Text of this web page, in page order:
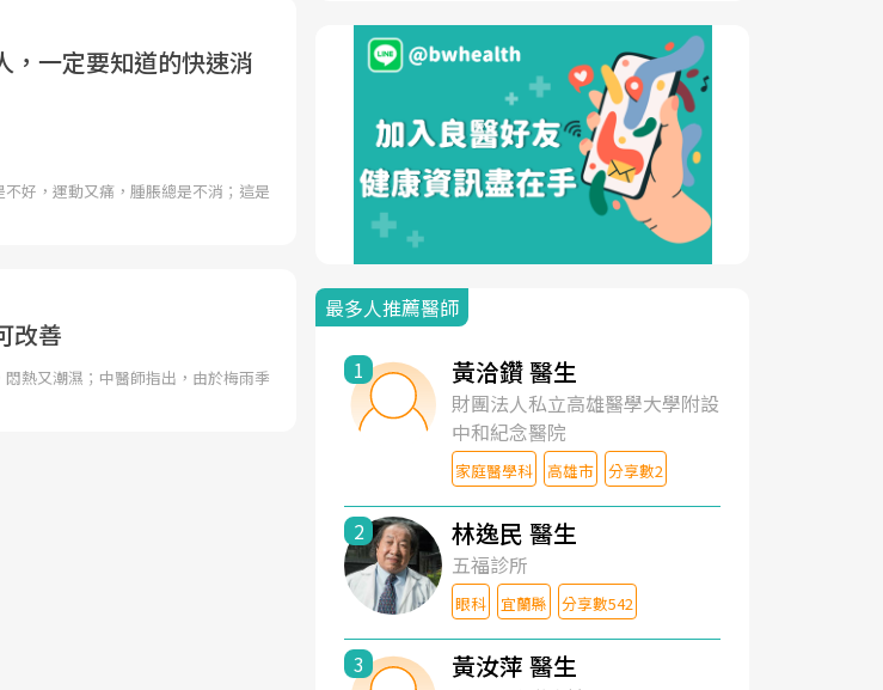
，一定要知道的快速消
好，運動又痛，腫脹總是不消；這是
改善
悶熱又潮濕；中醫師指出，由於梅雨季
最多人推薦醫師
1 黃洽鑽 醫生
財團法人私立高雄醫學大學附設
中和紀念醫院
家庭醫學科 高雄市 分享數2
2 林逸民 醫生
五福診所
眼科 宜蘭縣 分享數542
3 黃汝萍 醫生